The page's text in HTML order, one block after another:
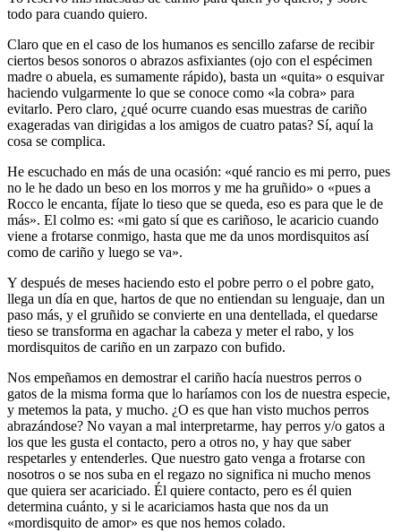
todo para cuando quiero.
Claro que en el caso de los humanos es sencillo zafarse de recibir
ciertos besos sonoros o abrazos asfixiantes (ojo con el espécimen
madre o abuela, es sumamente rápido), basta un «quita» o esquivar
haciendo vulgarmente lo que se conoce como «la cobra» para
evitarlo. Pero claro, ¿qué ocurre cuando esas muestras de cariño
exageradas van dirigidas a los amigos de cuatro patas? Sí, aquí la
cosa se complica.
He escuchado en más de una ocasión: «qué rancio es mi perro, pues
no le he dado un beso en los morros y me ha gruñido» o «pues a
Rocco le encanta, fíjate lo tieso que se queda, eso es para que le de
más». El colmo es: «mi gato sí que es cariñoso, le acaricio cuando
viene a frotarse conmigo, hasta que me da unos mordisquitos así
como de cariño y luego se va».
Y después de meses haciendo esto el pobre perro o el pobre gato,
llega un día en que, hartos de que no entiendan su lenguaje, dan un
paso más, y el gruñido se convierte en una dentellada, el quedarse
tieso se transforma en agachar la cabeza y meter el rabo, y los
mordisquitos de cariño en un zarpazo con bufido.
Nos empeñamos en demostrar el cariño hacía nuestros perros o
gatos de la misma forma que lo haríamos con los de nuestra especie,
y metemos la pata, y mucho. ¿O es que han visto muchos perros
abrazándose? No vayan a mal interpretarme, hay perros y/o gatos a
los que les gusta el contacto, pero a otros no, y hay que saber
respetarles y entenderles. Que nuestro gato venga a frotarse con
nosotros o se nos suba en el regazo no significa ni mucho menos
que quiera ser acariciado. Él quiere contacto, pero es él quien
determina cuánto, y si le acariciamos hasta que nos da un
«mordisquito de amor» es que nos hemos colado.